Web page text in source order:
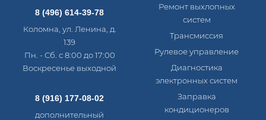
8 (496) 614-39-78
Коломна, ул. Ленина, д.
139
Пн. - Сб. с 8:00 до 17:00
Воскресенье выходной
8 (916) 177-08-02
дополнительный
Ремонт выхлопных
систем
Трансмиссия
Рулевое управление
Диагностика
электронных систем​
Заправка
кондиционеров